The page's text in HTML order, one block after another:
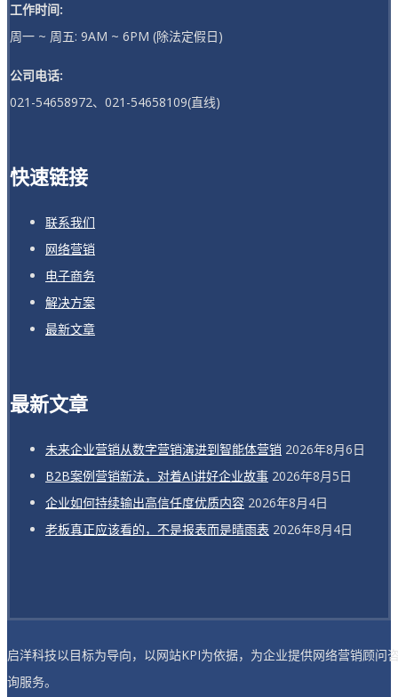
工作时间:
周一 ~ 周五: 9AM ~ 6PM (除法定假日)
公司电话:
021-54658972、021-54658109(直线)
快速链接
联系我们
网络营销
电子商务
解决方案
最新文章
最新文章
未来企业营销从数字营销演进到智能体营销 2026年8月6日
B2B案例营销新法，对着AI讲好企业故事 2026年8月5日
企业如何持续输出高信任度优质内容 2026年8月4日
老板真正应该看的，不是报表而是晴雨表 2026年8月4日
启洋科技以目标为导向，以网站KPI为依据，为企业提供网络营销顾问
询服务。